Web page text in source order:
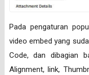
Pada pengaturan
video embed yang
Code, dan dibagian
Alignment, link,